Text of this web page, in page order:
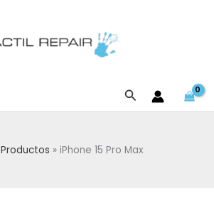
Buscar
Productos iPhone 15 Pro Max